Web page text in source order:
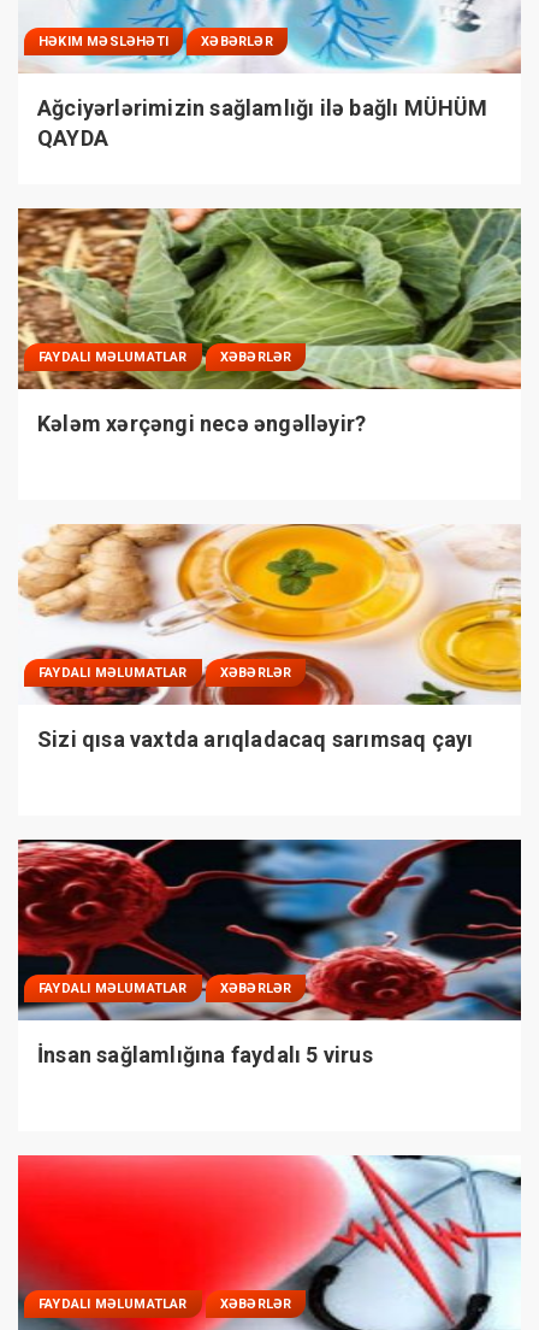
HƏKIM MƏSLƏHƏTI XƏBƏRLƏR
Ağciyərlərimizin sağlamlığı ilə bağlı MÜHÜM
QAYDA
FAYDALI MƏLUMATLAR XƏBƏRLƏR
Kələm xərçəngi necə əngəlləyir?
FAYDALI MƏLUMATLAR XƏBƏRLƏR
Sizi qısa vaxtda arıqladacaq sarımsaq çayı
FAYDALI MƏLUMATLAR XƏBƏRLƏR
İnsan sağlamlığına faydalı 5 virus
FAYDALI MƏLUMATLAR XƏBƏRLƏR